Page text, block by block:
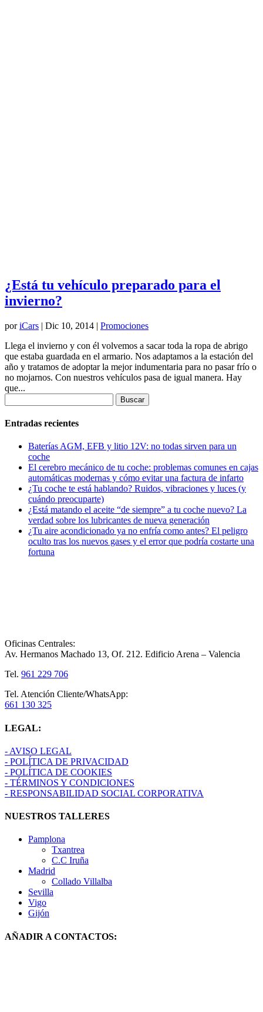
¿Está tu vehículo preparado para el
invierno?
poriCars | Dic 10, 2014 | Promociones
Llega el invierno y con él volvemos a sacar toda la ropa de abrigo
que estaba guardada en el armario. Nos adaptamos a la estación del
año y tratamos de adoptar la mejor indumentaria para no pasar frío o
no mojarnos. Con nuestros vehículos pasa de igual manera. Hay
que...
Entradas recientes
Baterías AGM, EFB y litio 12V: no todas sirven para un
coche
El cerebro mecánico de tu coche: problemas comunes en cajas
automáticas modernas y cómo evitar una factura de infarto
¿Tu coche te está hablando? Ruidos, vibraciones y luces (y
cuándo preocuparte)
¿Está matando el aceite “de siempre” a tu coche nuevo? La
verdad sobre los lubricantes de nueva generación
¿Tu aire acondicionado ya no enfría como antes? El peligro
oculto tras los nuevos gases y el error que podría costarte una
fortuna
Oficinas Centrales:
Av. Hermanos Machado 13, Of. 212. Edificio Arena – Valencia
Tel. 961 229 706
Tel. Atención Cliente/WhatsApp:
661 130 325
LEGAL:
- AVISO LEGAL
- POLÍTICA DE PRIVACIDAD
- POLÍTICA DE COOKIES
- TÉRMINOS Y CONDICIONES
- RESPONSABILIDAD SOCIAL CORPORATIVA
NUESTROS TALLERES
Pamplona
Txantrea
C.C Iruña
Madrid
Collado Villalba
Sevilla
Vigo
Gijón
AÑADIR A CONTACTOS: